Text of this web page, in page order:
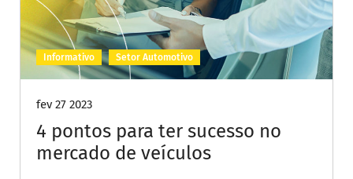
Informativo Setor Automotivo
fev 27 2023
4 pontos para ter sucesso no
mercado de veículos